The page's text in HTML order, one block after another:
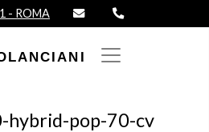
- ROMA
hybrid-pop-70-cv